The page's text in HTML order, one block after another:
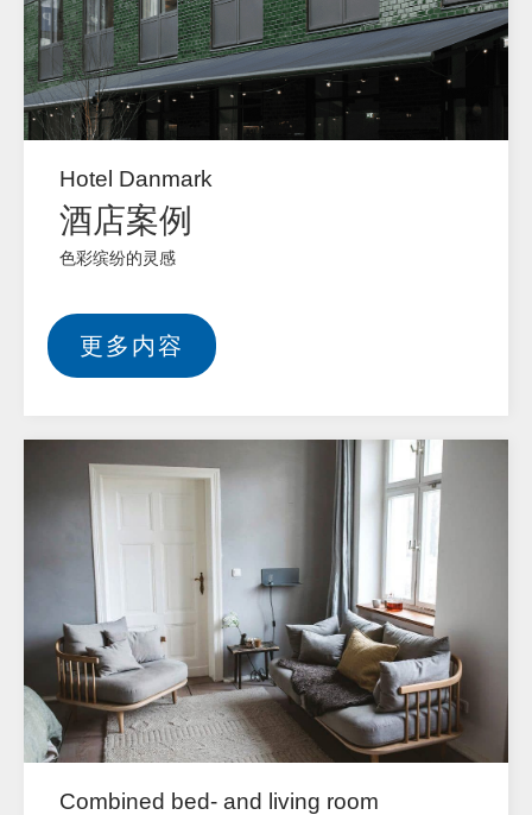
Hotel Danmark
酒店案例
色彩缤纷的灵感
更多内容
Combined bed- and living room